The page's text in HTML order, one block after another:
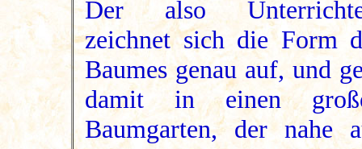
Der also
zeichnet sich die Form
Baumes genau auf, und
damit in einen
Baumgarten, der nahe